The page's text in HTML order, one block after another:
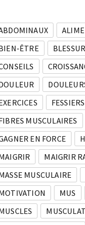
ÊTRE
FESSIERS
MUSCULAIRES
EN FORCE
MAIGRIR
MUSCULAIRE
MUS